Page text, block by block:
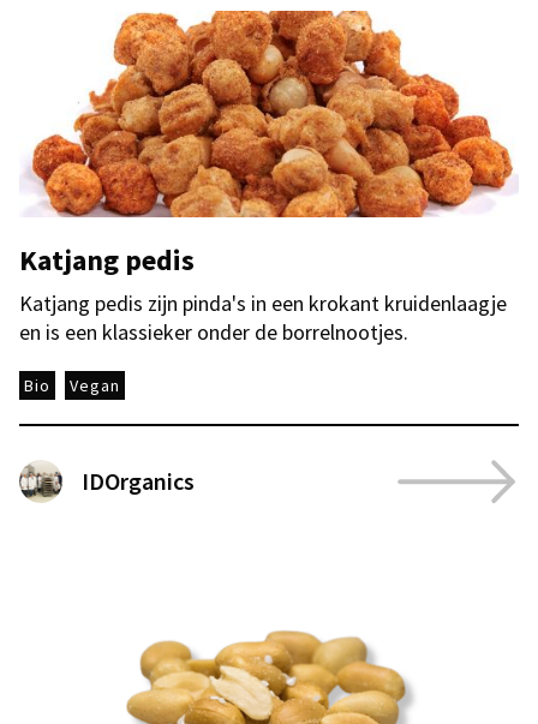
Katjang pedis
Katjang pedis zijn pinda's in een krokant kruidenlaagje
en is een klassieker onder de borrelnootjes.
Bio Vegan
IDOrganics